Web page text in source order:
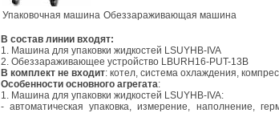
Упаковочная машина Обеззараживающая машина
В состав линии входят:
1. Машина для упаковки жидкостей LSUYHB-IVA
2. Обеззараживающее устройство LBURH16-PUT-13B
В комплект не входит: котел, система охлаждения,
Особенности основного агрегата:
1. Машина для упаковки жидкостей LSUYHB-IVA:
- автоматическая упаковка, измерение, наполнение,